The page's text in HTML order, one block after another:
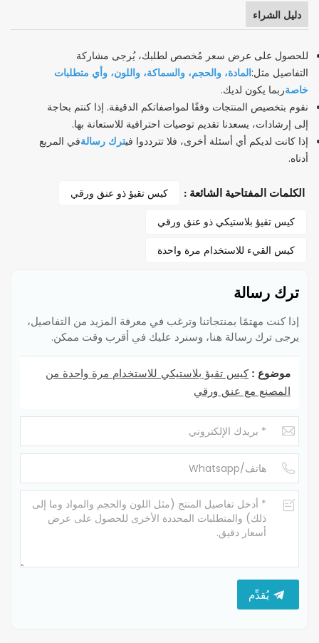
دليل الشراء
للحصول على عرض سعر مُخصص لطلبك، يُرجى مشاركة
التفاصيل مثل:المادة، والحجم، والسماكة، واللون، وأي متطلبات
خاصةربما يكون لديك.
نقوم بتخصيص المنتجات وفقًا لمواصفاتكم الدقيقة. إذا كنتم بحاجة
إلى إرشادات، يسعدنا تقديم توصيات احترافية للاستعانة بها.
إذا كانت لديكم أي أسئلة أخرى، فلا تترددوا فيترك رسالةفي المربع
أدناه.
الكلمات المفتاحية الشائعة :
كيس تقيؤ ذو عنق ورقي
كيس تقيؤ بلاستيكي ذو عنق ورقي
كيس القيء للاستخدام مرة واحدة
ترك رسالة
إذا كنت مهتمًا بمنتجاتنا وترغب في معرفة المزيد من التفاصيل،
يرجى ترك رسالة هنا، وسنرد عليك في أقرب وقت ممكن.
موضوع :كيس تقيؤ بلاستيكي للاستخدام مرة واحدة من
المصنع مع عنق ورقي
يُقدِّم